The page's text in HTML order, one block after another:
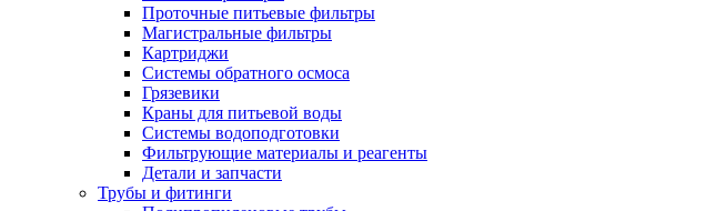
Проточные питьевые фильтры
Магистральные фильтры
Картриджи
Системы обратного осмоса
Грязевики
Краны для питьевой воды
Системы водоподготовки
Фильтрующие материалы и реагенты
Детали и запчасти
Трубы и фитинги